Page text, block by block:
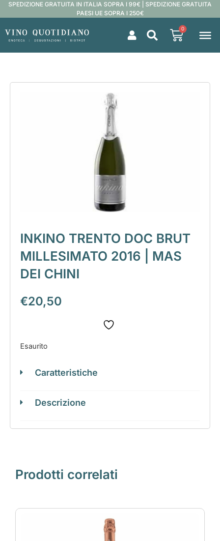
SPEDIZIONE GRATUITA IN ITALIA SOPRA I 99€ | SPEDIZIONE GRATUITA
PAESI UE SOPRA I 250€
0
INKINO TRENTO DOC BRUT
MILLESIMATO 2016 | MAS
DEI CHINI
€20,50
Esaurito
Caratteristiche
Descrizione
Prodotti correlati